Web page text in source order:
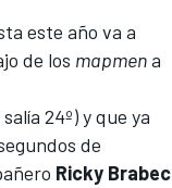
este año va a
de los mapmena
24º) y que ya
de
Ricky Brabec